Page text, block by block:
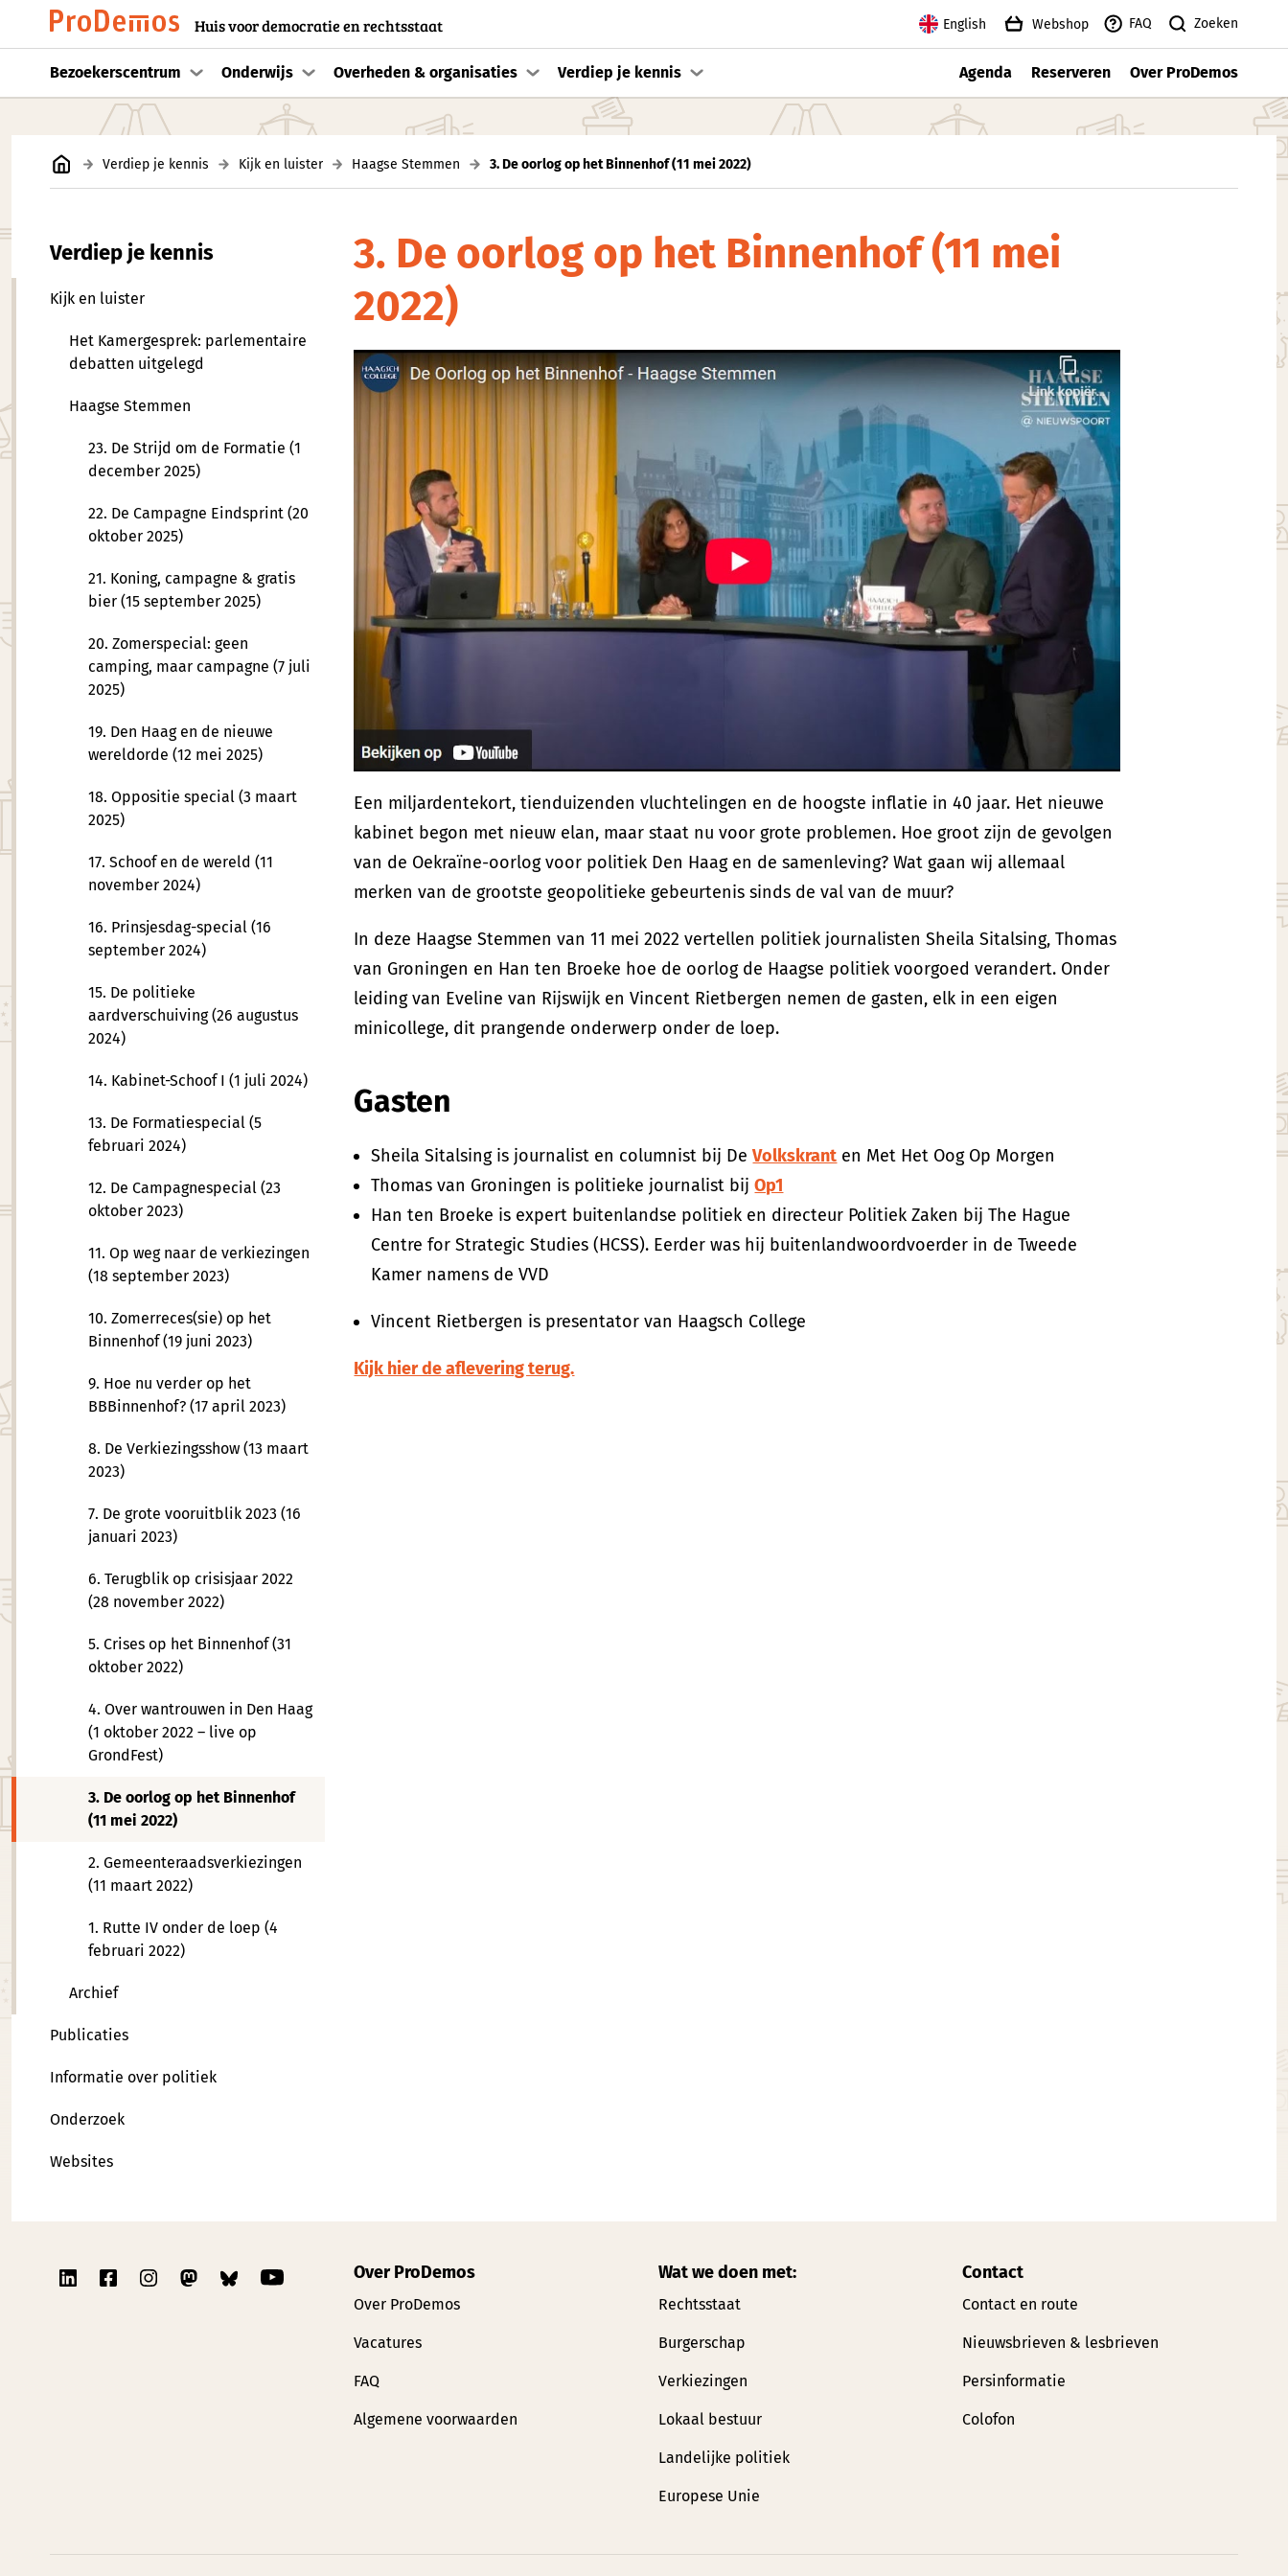
Huis voor democratie en rechtsstaat English Webshop FAQ Zoeken
Bezoekerscentrum Onderwijs Overheden & organisaties Verdiep je kennis Agenda Reserveren Over ProDemos
Verdiep je kennis Kijk en luister Haagse Stemmen 3. De oorlog op het Binnenhof (11 mei 2022)
Verdiep je kennis
Kijk en luister
Het Kamergesprek: parlementaire
debatten uitgelegd
Haagse Stemmen
23. De Strijd om de Formatie (1
december 2025)
22. De Campagne Eindsprint (20
oktober 2025)
21. Koning, campagne & gratis
bier (15 september 2025)
20. Zomerspecial: geen
camping, maar campagne (7 juli
2025)
19. Den Haag en de nieuwe
wereldorde (12 mei 2025)
18. Oppositie special (3 maart
2025)
17. Schoof en de wereld (11
november 2024)
16. Prinsjesdag-special (16
september 2024)
15. De politieke
aardverschuiving (26 augustus
2024)
14. Kabinet-Schoof I (1 juli 2024)
13. De Formatiespecial (5
februari 2024)
12. De Campagnespecial (23
oktober 2023)
11. Op weg naar de verkiezingen
(18 september 2023)
10. Zomerreces(sie) op het
Binnenhof (19 juni 2023)
9. Hoe nu verder op het
BBBinnenhof? (17 april 2023)
8. De Verkiezingsshow (13 maart
2023)
7. De grote vooruitblik 2023 (16
januari 2023)
6. Terugblik op crisisjaar 2022
(28 november 2022)
5. Crises op het Binnenhof (31
oktober 2022)
4. Over wantrouwen in Den Haag
(1 oktober 2022 – live op
GrondFest)
3. De oorlog op het Binnenhof
(11 mei 2022)
2. Gemeenteraadsverkiezingen
(11 maart 2022)
1. Rutte IV onder de loep (4
februari 2022)
Archief
Publicaties
Informatie over politiek
Onderzoek
Websites
3. De oorlog op het Binnenhof (11 mei
2022)
Een miljardentekort, tienduizenden vluchtelingen en de hoogste inflatie in 40 jaar. Het nieuwe
kabinet begon met nieuw elan, maar staat nu voor grote problemen. Hoe groot zijn de gevolgen
van de Oekraïne-oorlog voor politiek Den Haag en de samenleving? Wat gaan wij allemaal
merken van de grootste geopolitieke gebeurtenis sinds de val van de muur?
In deze Haagse Stemmen van 11 mei 2022 vertellen politiek journalisten Sheila Sitalsing, Thomas
van Groningen en Han ten Broeke hoe de oorlog de Haagse politiek voorgoed verandert. Onder
leiding van Eveline van Rijswijk en Vincent Rietbergen nemen de gasten, elk in een eigen
minicollege, dit prangende onderwerp onder de loep.
Gasten
Sheila Sitalsing is journalist en columnist bij DeVolkskrant en Met Het Oog Op Morgen
Thomas van Groningen is politieke journalist bijOp1
Han ten Broeke is expert buitenlandse politiek en directeur Politiek Zaken bij The Hague
Centre for Strategic Studies (HCSS). Eerder was hij buitenlandwoordvoerder in de Tweede
Kamer namens de VVD
Vincent Rietbergen is presentator van Haagsch College
Kijk hier de aflevering terug.
Over ProDemos
Over ProDemos
Vacatures
FAQ
Algemene voorwaarden
Wat we doen met:
Rechtsstaat
Burgerschap
Verkiezingen
Lokaal bestuur
Landelijke politiek
Europese Unie
Contact
Contact en route
Nieuwsbrieven & lesbrieven
Persinformatie
Colofon